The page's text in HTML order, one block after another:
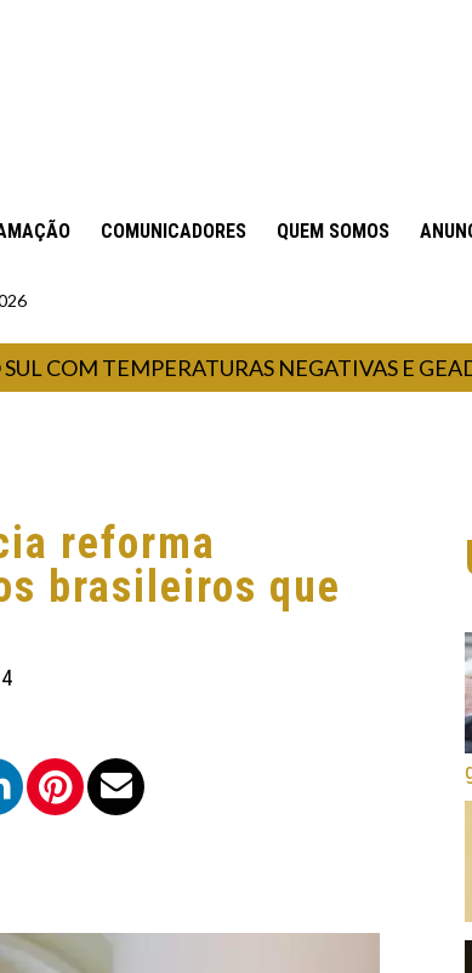
COMUNICADORES QUEM SOMOS
TEMPERATURAS NEGATIVAS E GEADA
reforma
brasileiros que